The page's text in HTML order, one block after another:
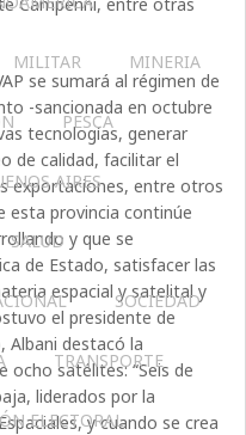
MILITAR MINERIA
PESCA
AIRES
SALUD
SOCIEDAD
TRANSPORTE
ELECTORAL
se sumará al régimen de
-sancionada en octubre
tecnologías, generar
de calidad, facilitar el
exportaciones, entre otros
esta provincia continúe
y que se
de Estado, satisfacer las
espacial y satelital y
el presidente de
Albani destacó la
ocho satélites: “Seis de
liderados por la
y cuando se crea